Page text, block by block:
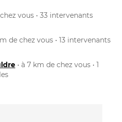
chez vous • 33 intervenants
de chez vous • 13 intervenants
• à 7 km de chez vous • 1